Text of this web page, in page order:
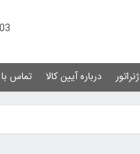
درباره آیین کالا تماس با